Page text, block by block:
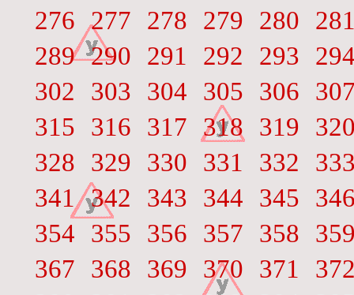
276 277 278 279 280
289 290 291 292 293
302
303 304 305 306
315
316 317 318 319
328
329 330 331 332
341
342 343 344 345
354
355 356 357 358
367
368 369 370 371